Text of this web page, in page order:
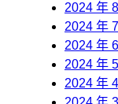
2024 年
2024 年
2024 年
2024 年
2024 年